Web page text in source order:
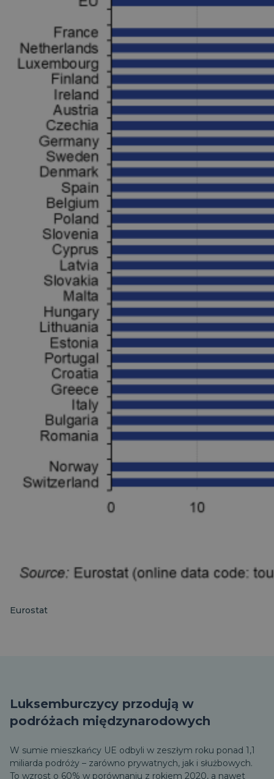
Eurostat
Luksemburczycy przodują w
podróżach międzynarodowych
W sumie mieszkańcy UE odbyli w zeszłym roku ponad 1,1
miliarda podróży – zarówno prywatnych, jak i służbowych.
To wzrost o 60% w porównaniu z rokiem 2020, a nawet